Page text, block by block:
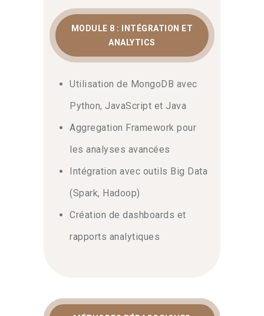
MODULE 8 : INTÉGRATION ET
ANALYTICS
Utilisation de MongoDB avec
Python, JavaScript et Java
Aggregation Framework pour
les analyses avancées
Intégration avec outils Big Data
(Spark, Hadoop)
Création de dashboards et
rapports analytiques